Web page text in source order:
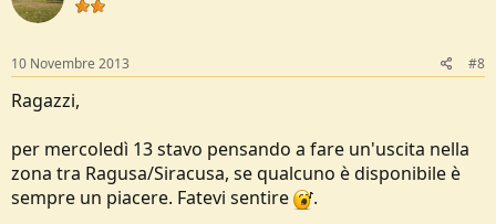
10 Novembre 2013 #8
Ragazzi,
per mercoledì 13 stavo pensando a fare un'uscita nella
zona tra Ragusa/Siracusa, se qualcuno è disponibile è
sempre un piacere. Fatevi sentire
.